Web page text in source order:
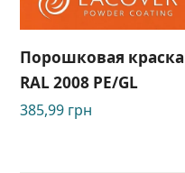
Порошковая краска
RAL 2008 PE/GL
385,99 грн